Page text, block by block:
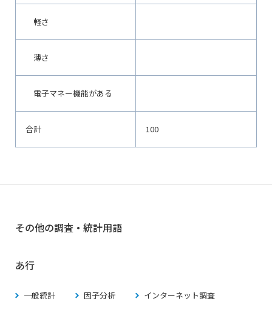
軽さ
薄さ
電子マネー機能がある
合計 100
その他の調査・統計用語
あ行
一般統計 因子分析
インターネット調査